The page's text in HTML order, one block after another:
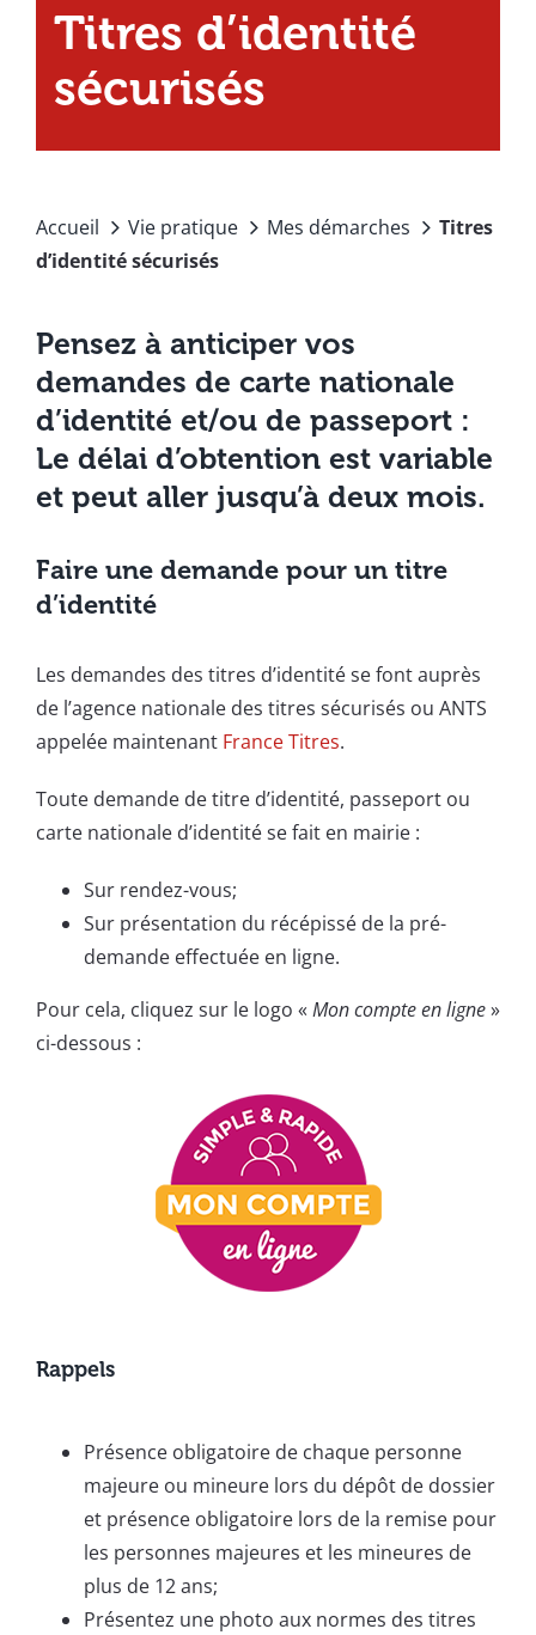
Titres d’identité
sécurisés
Accueil Vie pratique Mes démarches
Titres
d’identité sécurisés
Pensez à anticiper vos
demandes de carte nationale
d’identité et/ou de passeport :
Le délai d’obtention est variable
et peut aller jusqu’à deux mois.
Faire une demande pour un titre
d’identité
Les demandes des titres d’identité se font auprès
de l’agence nationale des titres sécurisés ou ANTS
appelée maintenant France Titres.
Toute demande de titre d’identité, passeport ou
carte nationale d’identité se fait en mairie :
Sur rendez-vous;
Sur présentation du récépissé de la pré-
demande effectuée en ligne.
Pour cela, cliquez sur le logo «Mon compte en ligne»
ci-dessous :
Rappels
Présence obligatoire de chaque personne
majeure ou mineure lors du dépôt de dossier
et présence obligatoire lors de la remise pour
les personnes majeures et les mineures de
plus de 12 ans;
Présentez une photo aux normes des titres